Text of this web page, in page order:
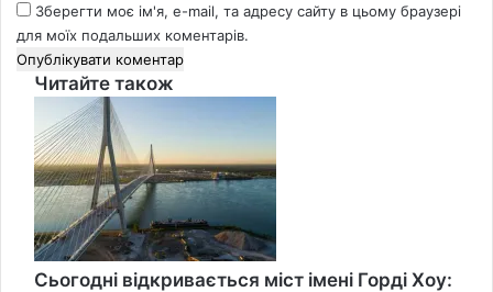
Зберегти моє ім'я, e-mail, та адресу сайту в цьому браузері
для моїх подальших коментарів.
Читайте також
Сьогодні відкривається міст імені Горді Хоу: